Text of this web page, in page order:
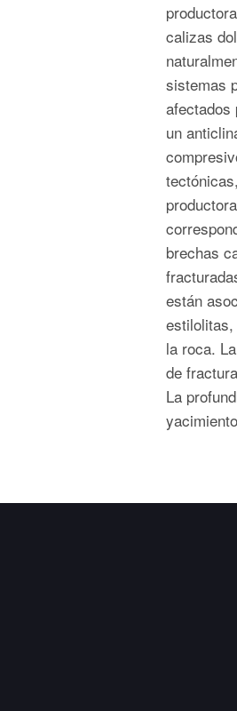
calizas
sistemas
un
brechas
están
la roca.
de
La